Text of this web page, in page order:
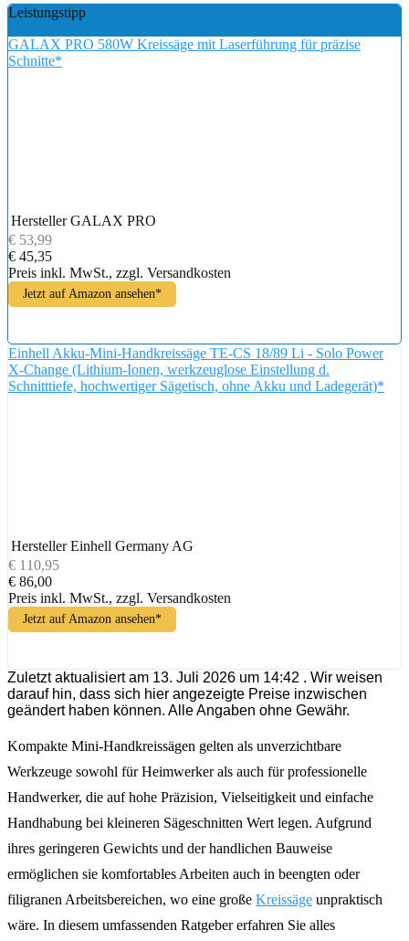
Leistungstipp
GALAX PRO 580W Kreissäge mit Laserführung für präzise
Schnitte*
Hersteller GALAX PRO
€ 53,99
€ 45,35
Preis inkl. MwSt., zzgl. Versandkosten
Jetzt auf Amazon ansehen*
Einhell Akku-Mini-Handkreissäge TE-CS 18/89 Li - Solo Power
X-Change (Lithium-Ionen, werkzeuglose Einstellung d.
Schnitttiefe, hochwertiger Sägetisch, ohne Akku und Ladegerät)*
Hersteller Einhell Germany AG
€ 110,95
€ 86,00
Preis inkl. MwSt., zzgl. Versandkosten
Jetzt auf Amazon ansehen*
Zuletzt aktualisiert am 13. Juli 2026 um 14:42 . Wir weisen
darauf hin, dass sich hier angezeigte Preise inzwischen
geändert haben können. Alle Angaben ohne Gewähr.
Kompakte Mini-Handkreissägen gelten als unverzichtbare
Werkzeuge sowohl für Heimwerker als auch für professionelle
Handwerker, die auf hohe Präzision, Vielseitigkeit und einfache
Handhabung bei kleineren Sägeschnitten Wert legen. Aufgrund
ihres geringeren Gewichts und der handlichen Bauweise
ermöglichen sie komfortables Arbeiten auch in beengten oder
filigranen Arbeitsbereichen, wo eine große Kreissäge unpraktisch
wäre. In diesem umfassenden Ratgeber erfahren Sie alles